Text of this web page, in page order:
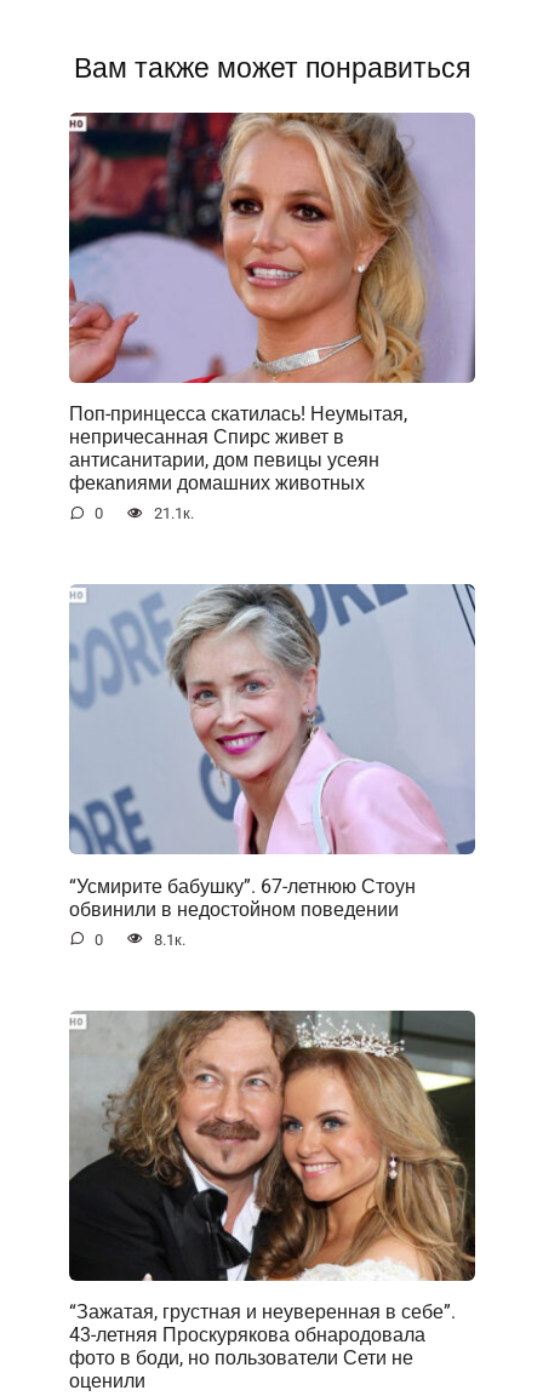
Вам также может понравиться
Поп-принцесса скатилась! Неумытая,
непричесанная Спирс живет в
антисанитарии, дом певицы усеян
фекаnиями домашних животных
0 21.1к.
“Усмирите бабушку”. 67-летнюю Стоун
обвинили в недостойном поведении
0 8.1к.
“Зажатая, грустная и неуверенная в себе”.
43-летняя Проскурякова обнародовала
фото в боди, но пользователи Сети не
оценили